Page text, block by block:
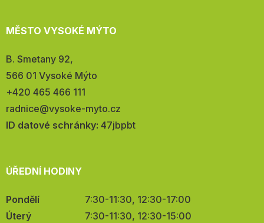
MĚSTO VYSOKÉ MÝTO
Adresa:
B. Smetany 92,
566 01 Vysoké Mýto
Telefon:
+420 465 466 111
E-
mail:
radnice@vysoke-myto.cz
ID datové schránky: 47jbpbt
ÚŘEDNÍ HODINY
Pondělí
7:30-11:30, 12:30-17:00
Úterý
7:30-11:30, 12:30-15:00